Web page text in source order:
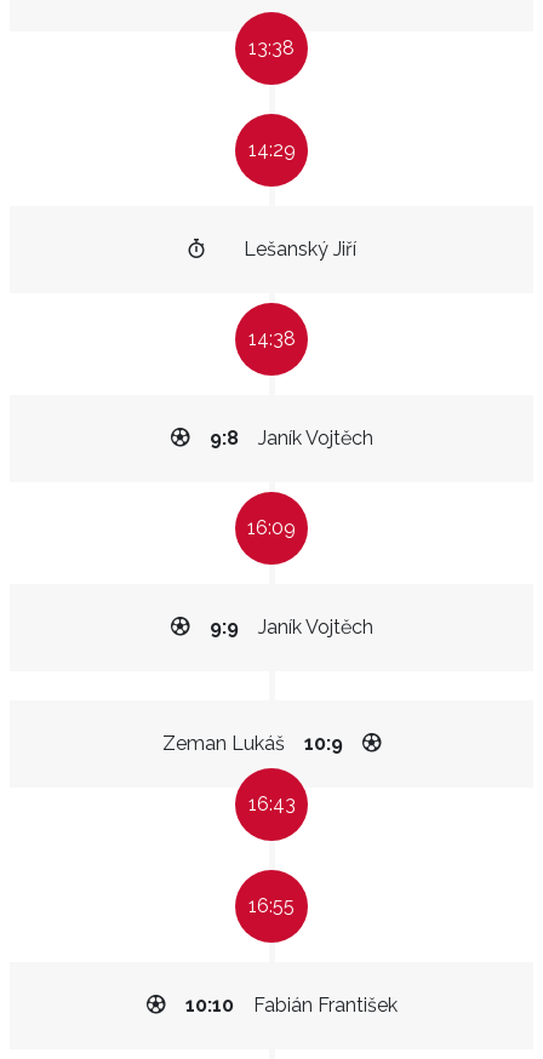
13:38
14:29
Lešanský Jiří
14:38
Janík Vojtěch
9:8
16:09
Janík Vojtěch
9:9
Zeman Lukáš 10:9
16:43
16:55
Fabián František
10:10